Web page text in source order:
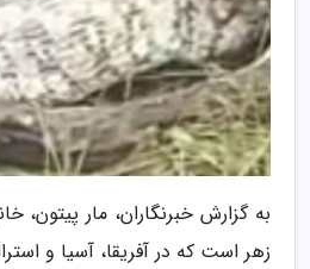
به گزارش خبرنگاران، مار پیتون،
زهر است که در آفریقا، آسیا و